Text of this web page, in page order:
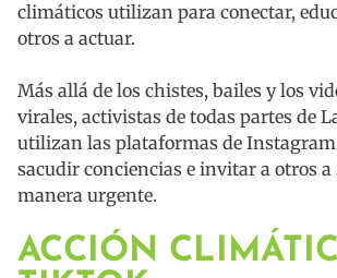
climáticos utilizan para conectar,
otros a actuar.
Más allá de los chistes, bailes y los
virales, activistas de todas partes de
utilizan las plataformas de
sacudir conciencias e invitar a otros a
manera urgente.
ACCIÓN